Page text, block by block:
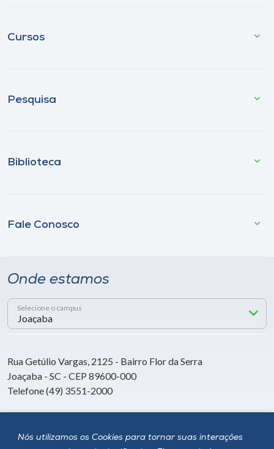
Nós utilizamos os Cookies para tornar suas interações
Cursos
Pesquisa
Biblioteca
Fale Conosco
Onde estamos
Selecione o campus
Rua Getúlio Vargas, 2125 - Bairro Flor da Serra
Joaçaba - SC - CEP 89600-000
Telefone (49) 3551-2000
Siga a Unoesc